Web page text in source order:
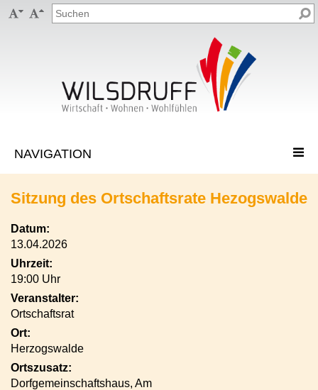
 
Sitzung des Ortschaftsrate Hezogswalde
Datum:
13.04.2026
Uhrzeit:
19:00 Uhr
Veranstalter:
Ortschaftsrat
Ort:
Herzogswalde
Ortszusatz:
Dorfgemeinschaftshaus, Am